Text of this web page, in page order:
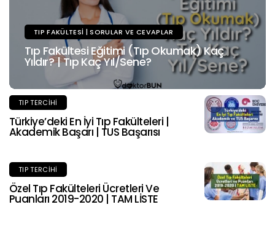
TIP FAKÜLTESI | SORULAR VE CEVAPLAR
Tıp Fakültesi Eğitimi (Tıp Okumak) Kaç
Yıldır? | Tıp Kaç Yıl/Sene?
TIP TERCIHI
Türkiye’deki En İyi Tıp Fakülteleri |
Akademik Başarı | TUS Başarısı
TIP TERCIHI
Özel Tıp Fakülteleri Ücretleri Ve
Puanları 2019-2020 | TAM LİSTE